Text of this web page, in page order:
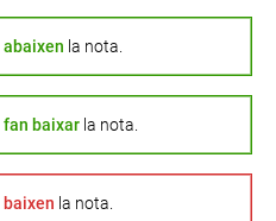
abaixen la nota.
fan baixarla nota.
baixen la nota.